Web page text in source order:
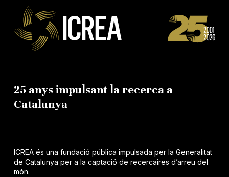
25 anys impulsant la recerca a
Catalunya
ICREA és una fundació pública impulsada per la Generalitat
de Catalunya per a la captació de recercaires d’arreu del
món.